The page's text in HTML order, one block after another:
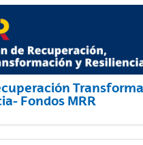
Fondos MRR